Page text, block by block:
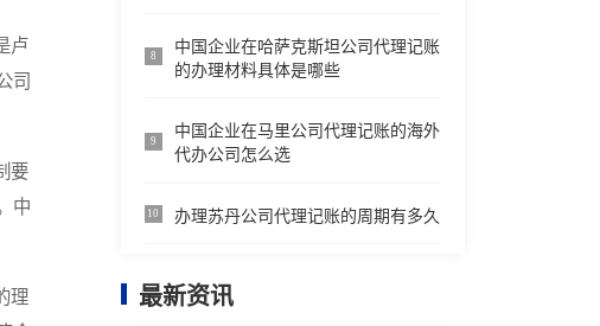
卢
司
要
中
理
8
中国企业在哈萨克斯坦公司代理记账
的办理材料具体是哪些
9
中国企业在马里公司代理记账的海外
代办公司怎么选
10 办理苏丹公司代理记账的周期有多久
最新资讯